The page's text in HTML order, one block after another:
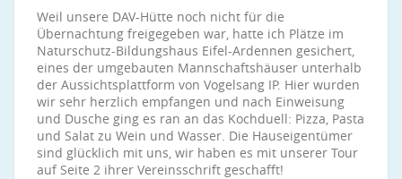
Weil unsere DAV-Hütte noch nicht für die
Übernachtung freigegeben war, hatte ich Plätze im
Naturschutz-Bildungshaus Eifel-Ardennen gesichert,
eines der umgebauten Mannschaftshäuser unterhalb
der Aussichtsplattform von Vogelsang IP. Hier wurden
wir sehr herzlich empfangen und nach Einweisung
und Dusche ging es ran an das Kochduell: Pizza, Pasta
und Salat zu Wein und Wasser. Die Hauseigentümer
sind glücklich mit uns, wir haben es mit unserer Tour
auf Seite 2 ihrer Vereinsschrift geschafft!